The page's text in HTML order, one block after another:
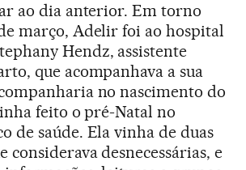
ao dia anterior. Em torno
março, Adelir foi ao hospital
Hendz, assistente
que acompanhava a sua
no nascimento do
feito o pré-Natal no
de saúde. Ela vinha de duas
considerava desnecessárias, e